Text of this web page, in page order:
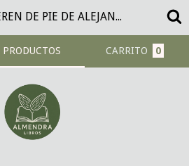
LOS ÁRBOLES MUEREN DE PIE DE ALEJANDRO CASONA
PRODUCTOS CARRITO 0